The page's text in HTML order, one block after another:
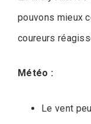
pouvons mieux
coureurs
Météo :
Le vent